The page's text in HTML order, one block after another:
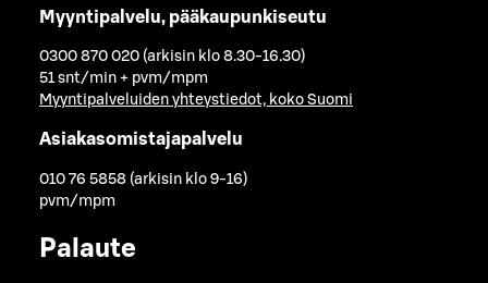
Myyntipalvelu, pääkaupunkiseutu
0300 870 020 (arkisin klo 8.30-16.30)
51 snt/min + pvm/mpm
Myyntipalveluiden yhteystiedot, koko Suomi
Asiakasomistajapalvelu
010 76 5858 (arkisin klo 9-16)
pvm/mpm
Palaute